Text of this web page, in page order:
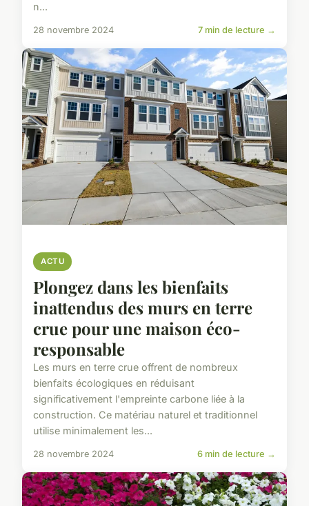
n...
28 novembre 2024 7 min de lecture →
ACTU
Plongez dans les bienfaits
inattendus des murs en terre
crue pour une maison éco-
responsable
Les murs en terre crue offrent de nombreux
bienfaits écologiques en réduisant
significativement l'empreinte carbone liée à la
construction. Ce matériau naturel et traditionnel
utilise minimalement les...
28 novembre 2024 6 min de lecture →